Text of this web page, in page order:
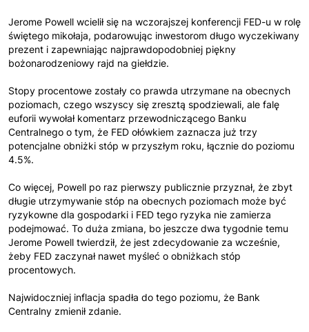
Jerome Powell wcielił się na wczorajszej konferencji FED-u w rolę
świętego mikołaja, podarowując inwestorom długo wyczekiwany
prezent i zapewniając najprawdopodobniej piękny
bożonarodzeniowy rajd na giełdzie.
Stopy procentowe zostały co prawda utrzymane na obecnych
poziomach, czego wszyscy się zresztą spodziewali, ale falę
euforii wywołał komentarz przewodniczącego Banku
Centralnego o tym, że FED ołówkiem zaznacza już trzy
potencjalne obniżki stóp w przyszłym roku, łącznie do poziomu
4.5%.
Co więcej, Powell po raz pierwszy publicznie przyznał, że zbyt
długie utrzymywanie stóp na obecnych poziomach może być
ryzykowne dla gospodarki i FED tego ryzyka nie zamierza
podejmować. To duża zmiana, bo jeszcze dwa tygodnie temu
Jerome Powell twierdził, że jest zdecydowanie za wcześnie,
żeby FED zaczynał nawet myśleć o obniżkach stóp
procentowych.
Najwidoczniej inflacja spadła do tego poziomu, że Bank
Centralny zmienił zdanie.